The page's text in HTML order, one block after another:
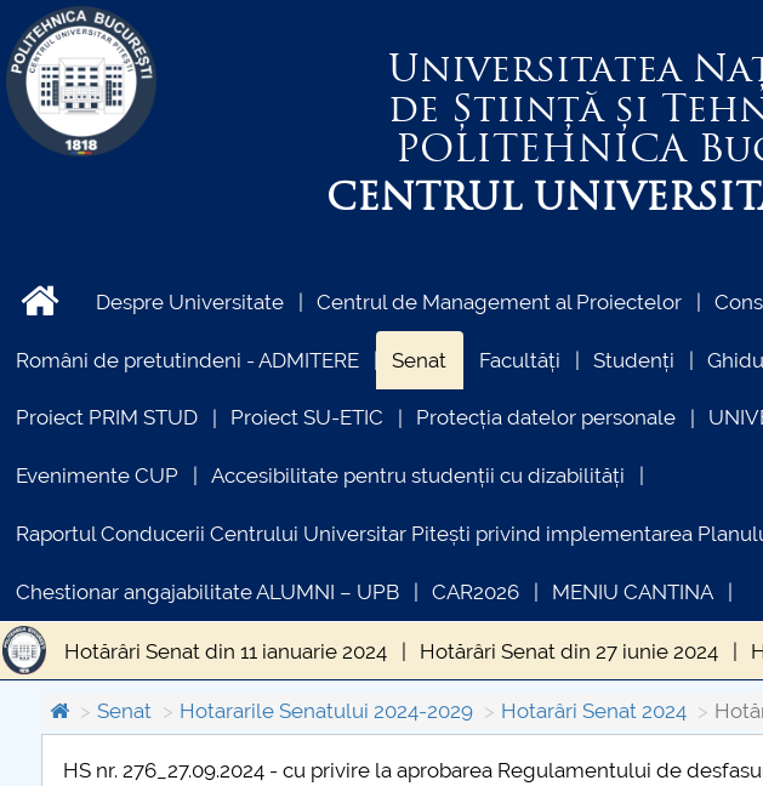
Universitatea
de Știință și
POLITEHNICA
CENTRUL
Despre Universitate Centrul de Management al Proiectelor
Români de pretutindeni - ADMITERE Senat Facultăți Studenți
Proiect PRIM STUD Proiect SU-ETIC Protecția datelor personale
Evenimente CUP Accesibilitate pentru studenții cu dizabilități
Raportul Conducerii Centrului Universitar Pitești privind implementarea
Chestionar angajabilitate ALUMNI – UPB CAR2026 MENIU CANTINA
Hotărâri Senat din 11 ianuarie 2024 Hotărâri Senat din 27 iunie 2024
Hotărâri Senat din 31 iulie 2024 Hotărâri Senat din 20 septembrie 2024
Hotărâri Senat din 14 octombrie 2024 Hotărâri Senat din 24 octombrie
Senat
Hotararile Senatului 2024-2029 Hotarâri Senat 2024
HS nr. 276_27.09.2024 - cu privire la aprobarea Regulamentului de